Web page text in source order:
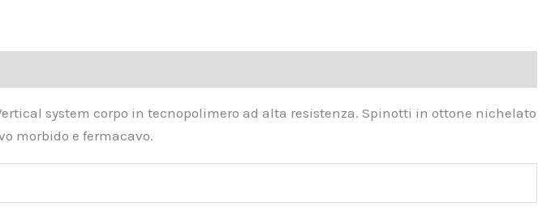
system corpo in tecnopolimero ad alta resistenza. Spinotti in ottone nichelato
morbido e fermacavo.